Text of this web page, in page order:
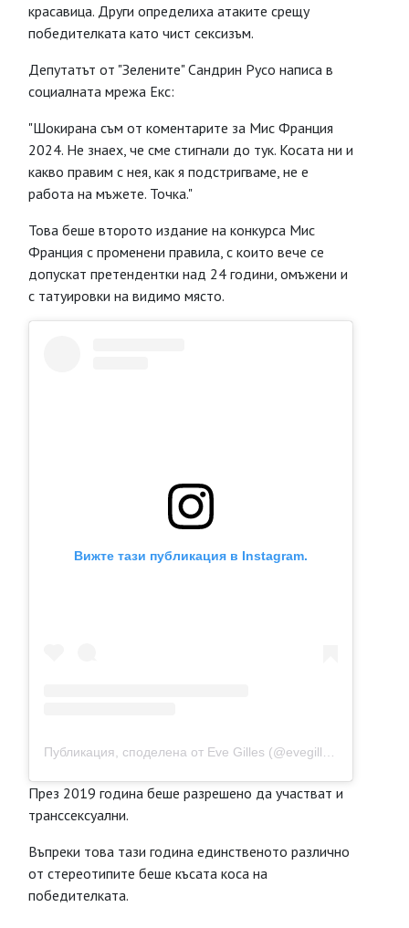
красавица. Други определиха атаките срещу
победителката като чист сексизъм.
Депутатът от "Зелените" Сандрин Русо написа в
социалната мрежа Екс:
"Шокирана съм от коментарите за Мис Франция
2024. Не знаех, че сме стигнали до тук. Косата ни и
какво правим с нея, как я подстригваме, не е
работа на мъжете. Точка."
Това беше второто издание на конкурса Мис
Франция с променени правила, с които вече се
допускат претендентки над 24 години, омъжени и
с татуировки на видимо място.
Вижте тази публикация в Instagram.
През 2019 година беше разрешено да участват и
транссексуални.
Въпреки това тази година единственото различно
от стереотипите беше късата коса на
победителката.